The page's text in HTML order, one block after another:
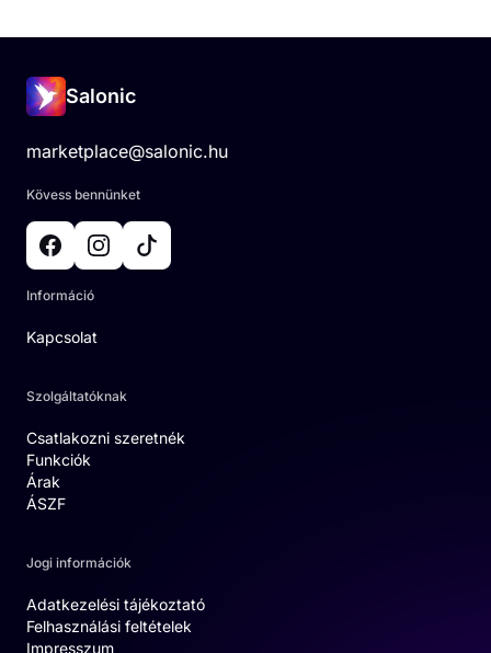
Salonic
marketplace@salonic.hu
Kövess bennünket
Információ
Kapcsolat
Szolgáltatóknak
Csatlakozni szeretnék
Funkciók
Árak
ÁSZF
Jogi információk
Adatkezelési tájékoztató
Felhasználási feltételek
Impresszum